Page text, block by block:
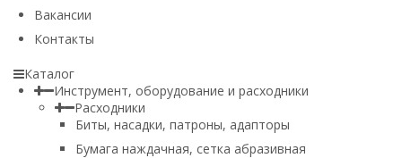
Вакансии
Контакты
Каталог
Инструмент, оборудование и расходники
Расходники
Биты, насадки, патроны, адапторы
Бумага наждачная, сетка абразивная